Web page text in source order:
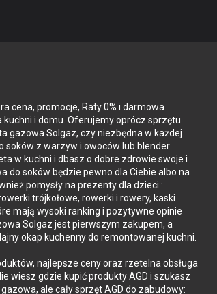
cena, promocje, Raty 0% i darmowa
i domu. Oferujemy oprócz sprzętu
gazowa Solgaz, czy niezbędna w każdej
soków z warzyw i owoców lub blender
w kuchni i dbasz o dobre zdrowie swoje i
do soków będzie pewno dla Ciebie albo na
pomysły na prezenty dla dzieci :
trójkołowe, rowerki i rowery, kaski
mają wysoki ranking i pozytywne opinie
Solgaz jest pierwszym zakupem, a
okap kuchenny do remontowanej kuchni.
najlepsze ceny oraz rzetelna obsługa
wiesz gdzie kupić produkty AGD i szukasz
ale cały sprzęt AGD do zabudowy: